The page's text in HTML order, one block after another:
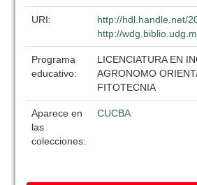
URI:
http://hdl.handle.net/
http://
Programa
educativo:
LICENCIATURA EN
AGRONOMO
FITOTECNIA
Aparece en
las
colecciones:
CUCBA